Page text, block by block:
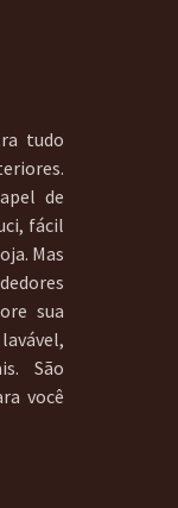
tudo
de
fácil
Mas
sua
São
você